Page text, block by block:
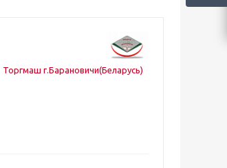
Торгмаш г.Барановичи(Беларусь)